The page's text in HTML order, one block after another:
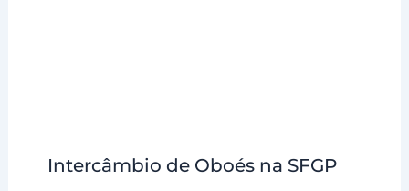
Intercâmbio de Oboés na SFGP